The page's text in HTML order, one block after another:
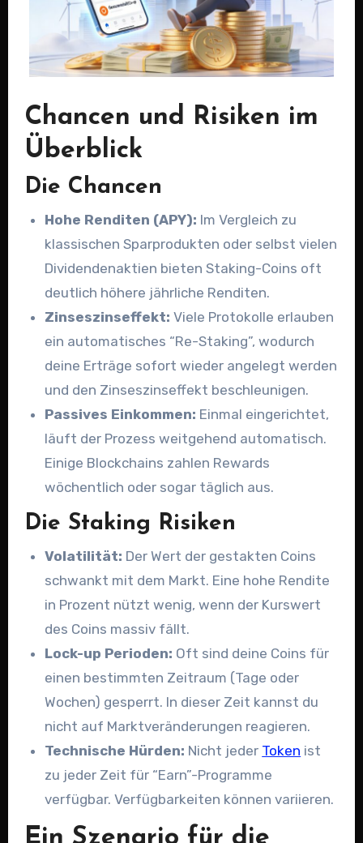
Chancen und Risiken im
Überblick
Die Chancen
Hohe Renditen (APY): Im Vergleich zu
klassischen Sparprodukten oder selbst vielen
Dividendenaktien bieten Staking-Coins oft
deutlich höhere jährliche Renditen.
Zinseszinseffekt: Viele Protokolle erlauben
ein automatisches “Re-Staking”, wodurch
deine Erträge sofort wieder angelegt werden
und den Zinseszinseffekt beschleunigen.
Passives Einkommen: Einmal eingerichtet,
läuft der Prozess weitgehend automatisch.
Einige Blockchains zahlen Rewards
wöchentlich oder sogar täglich aus.
Die Staking Risiken
Volatilität: Der Wert der gestakten Coins
schwankt mit dem Markt. Eine hohe Rendite
in Prozent nützt wenig, wenn der Kurswert
des Coins massiv fällt.
Lock-up Perioden: Oft sind deine Coins für
einen bestimmten Zeitraum (Tage oder
Wochen) gesperrt. In dieser Zeit kannst du
nicht auf Marktveränderungen reagieren.
Technische Hürden: Nicht jeder Token ist
zu jeder Zeit für “Earn”-Programme
verfügbar. Verfügbarkeiten können variieren.
Ein Szenario für die